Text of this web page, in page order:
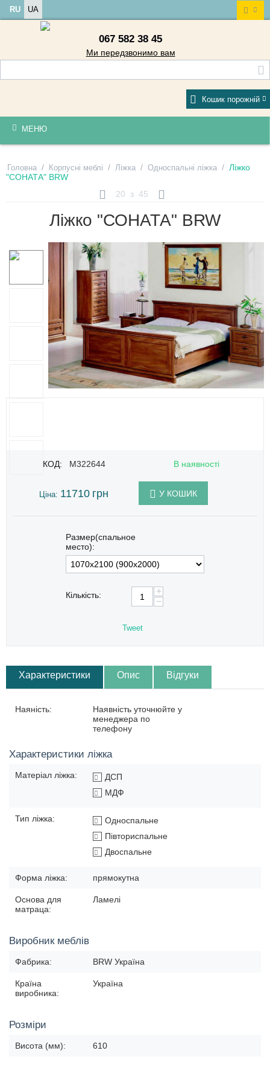
RU UA
067 582 38 45
Ми передзвонимо вам
Кошик порожній
МЕНЮ
Головна / Корпусні меблі / Ліжка / Односпальні ліжка / Ліжко
"СОНАТА" BRW
20
з 45
Ліжко "СОНАТА" BRW
КОД: M322644 В наявності
Ціна: 11710 грн У КОШИК
Размер(спальное
место):
Кількість:
+
−
Tweet
Характеристики Опис Відгуки
Наяність:
Наявність уточнюйте у
менеджера по
телефону
Характеристики ліжка
Матеріал ліжка:
ДСП
МДФ
Тип ліжка:
Односпальне
Півториспальне
Двоспальне
Форма ліжка: прямокутна
Основа для
матраца:
Ламелі
Виробник меблів
Фабрика: BRW Україна
Країна
виробника:
Україна
Розміри
Висота (мм): 610